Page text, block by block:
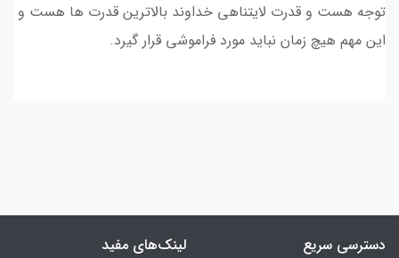
توجه هست و قدرت لایتناهی خداوند بالاترین قدرت ها هست و
این مهم هیچ زمان نباید مورد فراموشی قرار گیرد.
دسترسی سریع لینک‌های مفید